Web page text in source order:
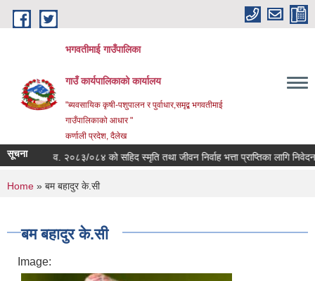
Skip to main content
भगवतीमाई गाउँपालिका
गाउँ कार्यपालिकाको कार्यालय
"ब्यवसायिक कृषी-पशुपालन र पुर्वाधार,समृद्ब भगवतीमाई
गाउँपालिकाको आधार "
कर्णाली प्रदेश, दैलेख
सूचना
विषयः आ.व. २०८३/०८४ को सहिद स्मृति तथा जीवन निर्वाह भत्ता प्राप्तिका लागि निवेदन
You are here
Home » बम बहादुर के.सी
बम बहादुर के.सी
Image: